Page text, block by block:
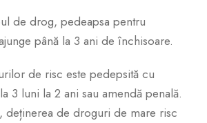
de drog, pedeapsa pentru
până la 3 ani de închisoare.
de risc este pedepsită cu
3 luni la 2 ani sau amendă penală.
deținerea de droguri de mare risc